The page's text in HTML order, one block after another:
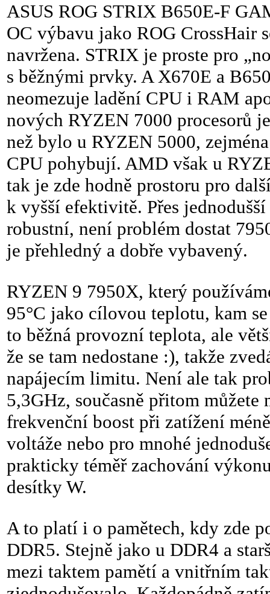
ASUS ROG STRIX B650E-F
OC výbavu jako ROG CrossHair
navržena. STRIX je proste pro
s běžnými prvky. A X670E a
neomezuje ladění CPU i RAM
nových RYZEN 7000 procesorů
než bylo u RYZEN 5000,
CPU pohybují. AMD však u
tak je zde hodně prostoru pro
k vyšší efektivitě. Přes
robustní, není problém dostat
je přehledný a dobře vybavený.
RYZEN 9 7950X, který
95°C jako cílovou teplotu, kam
to běžná provozní teplota, ale
že se tam nedostane :), takže
napájecím limitu. Není ale tak
5,3GHz, současně přitom
frekvenční boost při zatížení
voltáže nebo pro mnohé
prakticky téměř zachování
desítky W.
A to platí i o pamětech, kdy zde
DDR5. Stejně jako u DDR4 a
mezi taktem pamětí a vnitřním